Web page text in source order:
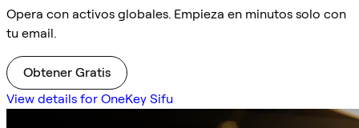
Opera con activos globales. Empieza en minutos solo con
tu email.
Obtener Gratis
View details for OneKey Sifu